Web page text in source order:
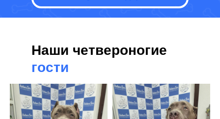
Наши четвероногие
гости